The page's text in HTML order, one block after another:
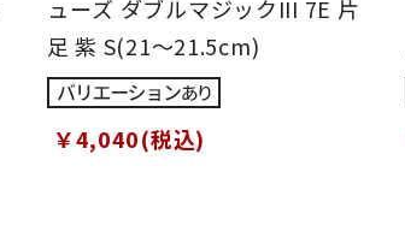
ューズ ダブルマジックIII 7E 片
足 紫 S(21～21.5cm)
￥4,040(税込)